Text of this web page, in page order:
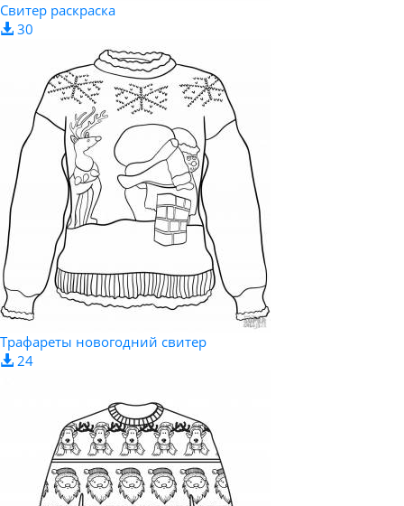
Свитер раскраска
30
Трафареты новогодний свитер
24